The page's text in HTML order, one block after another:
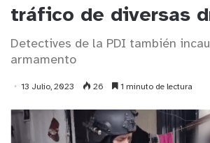
tráfico de diversas
Detectives de la PDI también
armamento
13 Julio, 2023 26 1 minuto de lectura